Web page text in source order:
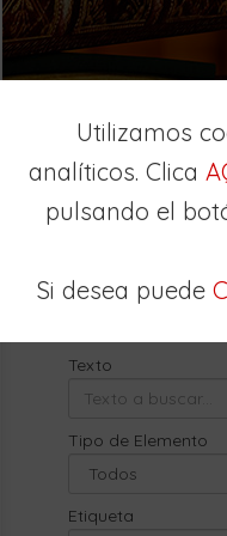
Utilizamos
analíticos. Clica
pulsando el
Si desea puede
Búsqueda
Texto
Tipo de Elemento
Etiqueta